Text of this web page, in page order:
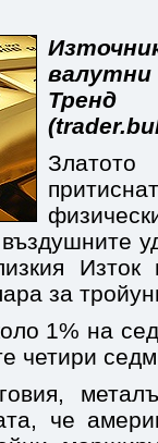
Златото
Изток
за
1% на
четири
че